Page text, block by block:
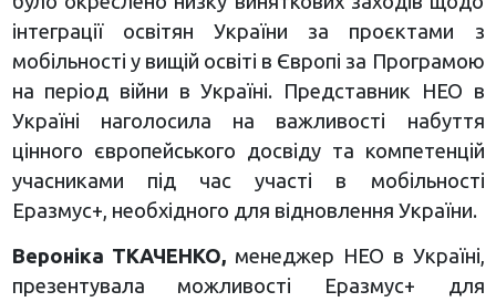
інтеграції освітян України за проєктами з
мобільності у вищій освіті в Європі за Програмою
на період війни в Україні. Представник НЕО в
Україні наголосила на важливості набуття
цінного європейського досвіду та компетенцій
учасниками під час участі в мобільності
Еразмус+, необхідного для відновлення України.
Вероніка ТКАЧЕНКО, менеджер НЕО в Україні,
презентувала можливості Еразмус+ для